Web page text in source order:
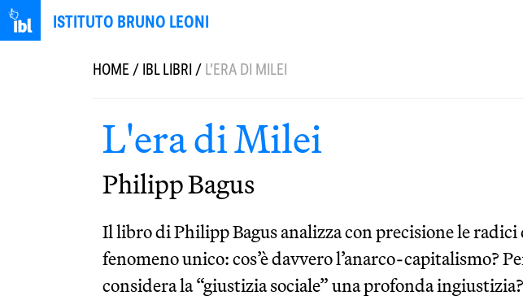
ISTITUTO BRUNO LEONI
HOME/IBL LIBRI/L’ERA DI MILEI
L'era di Milei
Philipp Bagus
Il libro di Philipp Bagus analizza con precisione le radici
fenomeno unico: cos’è davvero l’anarco-capitalismo?
considera la “giustizia sociale” una profonda